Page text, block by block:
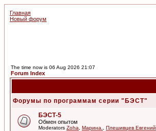
Главная
Новый форум
The time now is 06 Aug 2026 21:07
Forum Index
Форумы по программам серии "БЭСТ"
БЭСТ-5
Обмен опытом
Moderators Zoha Марина. Плешивцев Евгений